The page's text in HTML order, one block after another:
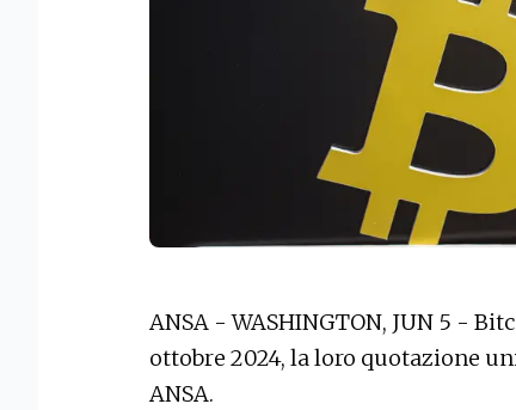
ANSA - WASHINGTON, JUN 5 -
ottobre 2024, la loro quotazione
ANSA.